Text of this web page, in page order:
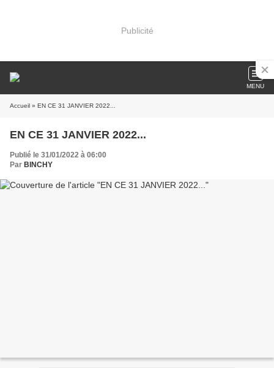
Publicité
MENU
Accueil » EN CE 31 JANVIER 2022...
EN CE 31 JANVIER 2022...
Publié le 31/01/2022 à 06:00
Par BINCHY